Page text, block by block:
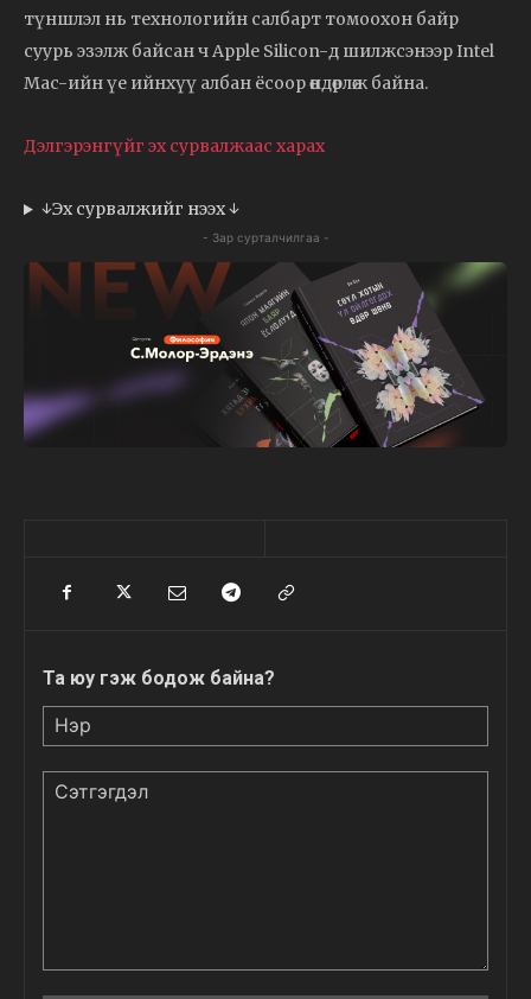
түншлэл нь технологийн салбарт томоохон байр
суурь эзэлж байсан ч Apple Silicon-д шилжсэнээр Intel
Mac-ийн үе ийнхүү албан ёсоор өндөрлөж байна.
Дэлгэрэнгүйг эх сурвалжаас харах
↓Эх сурвалжийг нээх ↓
- Зар сурталчилгаа -
Та юу гэж бодож байна?